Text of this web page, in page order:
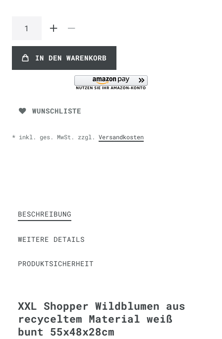
IN DEN WARENKORB
WUNSCHLISTE
* inkl. ges. MwSt. zzgl. Versandkosten
BESCHREIBUNG
WEITERE DETAILS
PRODUKTSICHERHEIT
XXL Shopper Wildblumen aus
recyceltem Material weiß
bunt 55x48x28cm